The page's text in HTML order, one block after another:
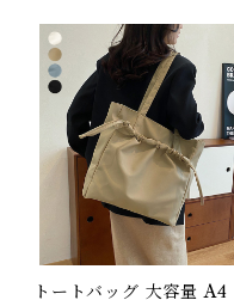
トートバッグ 大容量 A4